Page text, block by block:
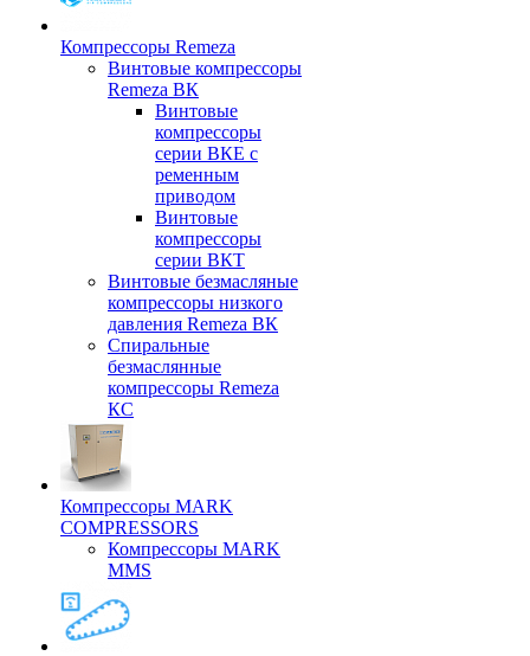
Компрессоры Remeza
Винтовые компрессоры
Remeza ВК
Винтовые
компрессоры
серии ВКЕ с
ременным
приводом
Винтовые
компрессоры
серии ВКТ
Винтовые безмасляные
компрессоры низкого
давления Remeza ВК
Спиральные
безмаслянные
компрессоры Remeza
КС
Компрессоры MARK
COMPRESSORS
Компрессоры MARK
MMS